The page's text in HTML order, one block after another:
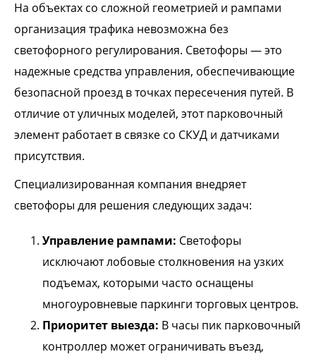
На объектах со сложной геометрией и рампами
организация трафика невозможна без
светофорного регулирования. Светофоры — это
надежные средства управления, обеспечивающие
безопасной проезд в точках пересечения путей. В
отличие от уличных моделей, этот парковочный
элемент работает в связке со СКУД и датчиками
присутствия.
Специализированная компания внедряет
светофоры для решения следующих задач:
Управление рампами: Светофоры
исключают лобовые столкновения на узких
подъемах, которыми часто оснащены
многоуровневые паркинги торговых центров.
Приоритет выезда: В часы пик парковочный
контроллер может ограничивать въезд,